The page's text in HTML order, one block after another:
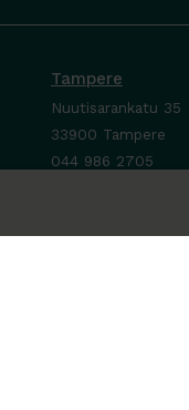
Tampere
Nuutisarankatu 35
33900 Tampere
044 986 2705